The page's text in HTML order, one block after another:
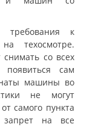
требования к
техосмотре.
со всех
сам
машины во
не могут
самого пункта
запрет на все